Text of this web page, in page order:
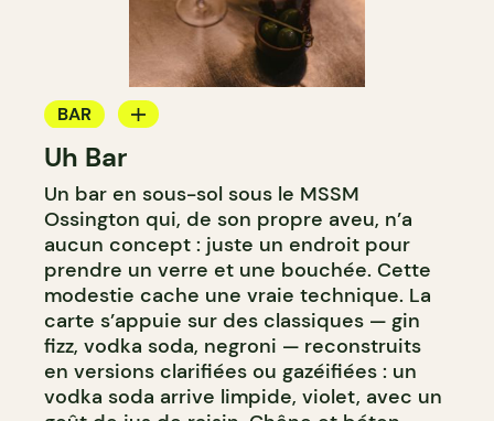
BAR
BAR À COCKTAIL
Uh Bar
Un bar en sous-sol sous le MSSM
Ossington qui, de son propre aveu, n’a
aucun concept : juste un endroit pour
prendre un verre et une bouchée. Cette
modestie cache une vraie technique. La
carte s’appuie sur des classiques — gin
fizz, vodka soda, negroni — reconstruits
en versions clarifiées ou gazéifiées : un
vodka soda arrive limpide, violet, avec un